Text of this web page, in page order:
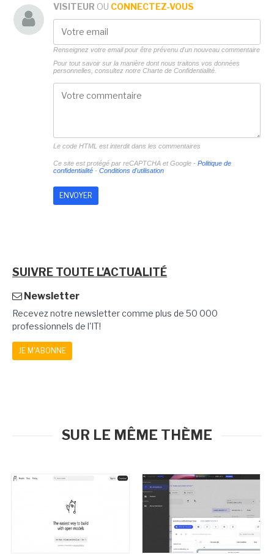
VISITEUR OU CONNECTEZ-VOUS
Renseignez votre email pour être prévenu d'un nouveau commentaire
Pour tout savoir sur la manière dont nous traitons vos données
personnelles, consultez notre Charte de Confidentialité.
Le code HTML est interdit dans les commentaires
Ce site est protégé par reCAPTCHA et Google - Politique de
confidentialité- Conditions d'utilisation
SUIVRE TOUTE L'ACTUALITÉ
Newsletter
Recevez notre newsletter comme plus de 50 000
professionnels de l'IT!
JE M'ABONNE
SUR LE MÊME THÈME